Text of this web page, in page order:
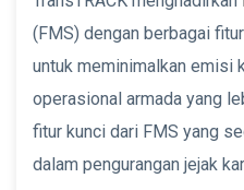
(FMS) dengan berbagai
untuk meminimalkan emisi
operasional armada yang
fitur kunci dari FMS yang
dalam pengurangan jejak